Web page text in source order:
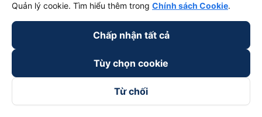
Hỗ trợ
keyboard_arrow_down
Trở thành đối tác
Đối tác thanh toán
Quản lý cookie. Tìm hiểu thêm trong Chính sách Cookie.
Chấp nhận tất cả
Tùy chọn cookie
Từ chối